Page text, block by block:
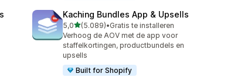
Kaching Bundles App & Upsells
5,0van 5 sterren
(5.089)
5089 recensies in totaal
•Gratis te installeren
Verhoog de AOV met de app voor
staffelkortingen, productbundels en
upsells
Built for Shopify